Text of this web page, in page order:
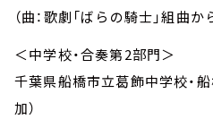
（曲：歌劇「ばらの騎士」組曲か
＜中学校・合奏第2部門＞
千葉県船橋市立葛飾中学校・
加）